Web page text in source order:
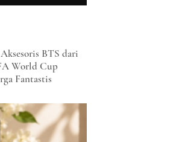
BTS dari
World Cup
Fantastis